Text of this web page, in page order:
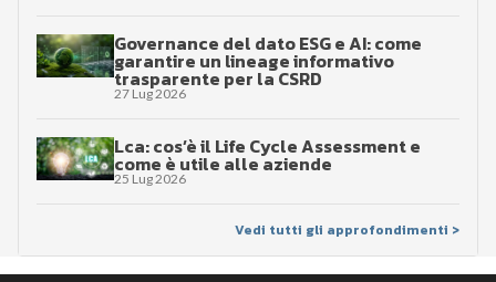
Governance del dato ESG e AI: come
garantire un lineage informativo
trasparente per la CSRD
27 Lug 2026
Lca: cos’è il Life Cycle Assessment e
come è utile alle aziende
25 Lug 2026
Vedi tutti gli approfondimenti >